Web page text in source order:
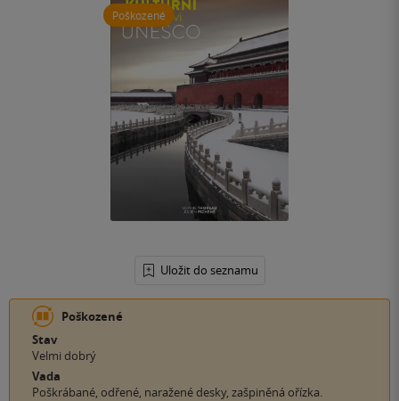
Poškozené
Uložit do seznamu
Poškozené
Stav
Velmi dobrý
Vada
Poškrábané, odřené, naražené desky, zašpiněná ořízka.